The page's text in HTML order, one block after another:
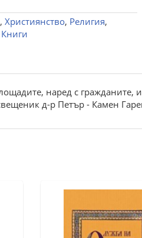
, Християнство, Религия,
Книги
наред с гражданите,
д-р Петър - Камен